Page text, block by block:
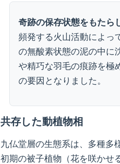
奇跡の保存状態をもたら
頻発する火山活動によっ
の無酸素状態の泥の中に
や精巧な羽毛の痕跡を極
の要因となりました。
共存した動植物相
九仏堂層の生態系は、多種多
初期の被子植物（花を咲かせ